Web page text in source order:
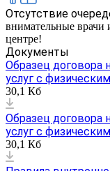
Отсутствие
внимательные
центре!
Документы
Образец договора
услуг с
30,1 Кб
Образец договора
услуг с
30,1 Кб